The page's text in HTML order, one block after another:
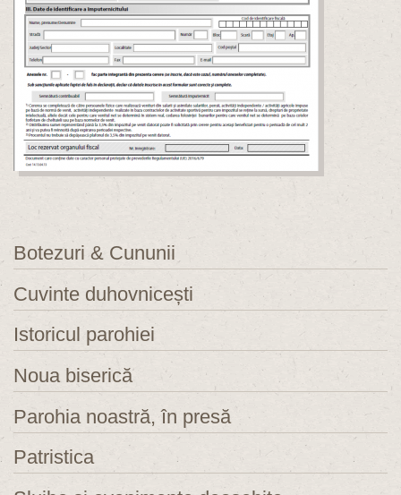
Botezuri & Cununii
Cuvinte duhovnicești
Istoricul parohiei
Noua biserică
Parohia noastră, în presă
Patristica